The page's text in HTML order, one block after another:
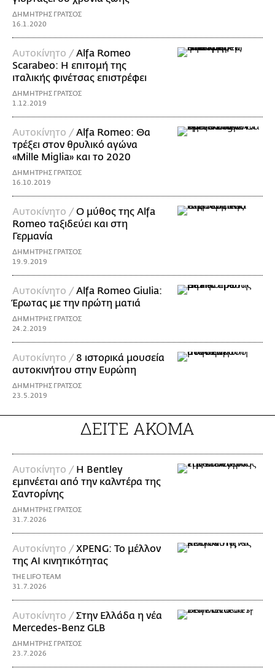
ΔΗΜΗΤΡΗΣ ΓΡΑΤΣΟΣ
16.1.2020
Αυτοκίνητο / Alfa Romeo
Scarabeo: Η επιτομή της
ιταλικής φινέτσας επιστρέφει
ΔΗΜΗΤΡΗΣ ΓΡΑΤΣΟΣ
1.12.2019
Αυτοκίνητο / Alfa Romeo: Θα
τρέξει στον θρυλικό αγώνα
«Mille Miglia» και το 2020
ΔΗΜΗΤΡΗΣ ΓΡΑΤΣΟΣ
16.10.2019
Αυτοκίνητο / O μύθος της Alfa
Romeo ταξιδεύει και στη
Γερμανία
ΔΗΜΗΤΡΗΣ ΓΡΑΤΣΟΣ
19.9.2019
Αυτοκίνητο / Alfa Romeo Giulia:
Έρωτας με την πρώτη ματιά
ΔΗΜΗΤΡΗΣ ΓΡΑΤΣΟΣ
24.2.2019
Αυτοκίνητο / 8 ιστορικά μουσεία
αυτοκινήτου στην Ευρώπη
ΔΗΜΗΤΡΗΣ ΓΡΑΤΣΟΣ
23.5.2019
ΔΕΙΤΕ ΑΚΟΜΑ
Αυτοκίνητο / Η Bentley
εμπνέεται από την καλντέρα της
Σαντορίνης
ΔΗΜΗΤΡΗΣ ΓΡΑΤΣΟΣ
31.7.2026
Αυτοκίνητο / XPENG: Το μέλλον
της AI κινητικότητας
THE LIFO TEAM
31.7.2026
Αυτοκίνητο / Στην Ελλάδα η νέα
Mercedes-Benz GLB
ΔΗΜΗΤΡΗΣ ΓΡΑΤΣΟΣ
23.7.2026